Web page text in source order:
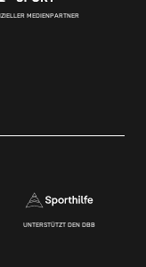
MEDIENPARTNER
UNTERSTÜTZT DEN DBB